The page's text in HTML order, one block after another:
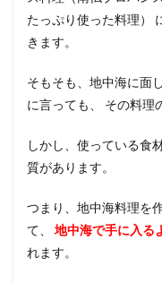
類】
4.3
鮮な
野菜
と果
4.4
【白
肉】
4.5
【チ
たっぷり使った料理）
きます。
そもそも、地中海に面
に言っても、 その料理
しかし、使っている食
質があります。
つまり、地中海料理を
て、 地中海で手に入る
れます。